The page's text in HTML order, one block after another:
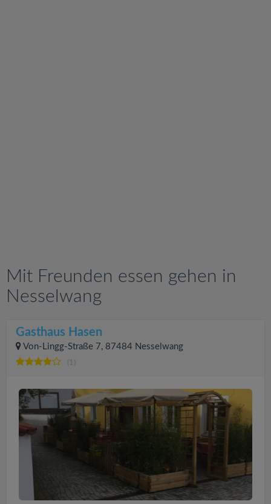
Mit Freunden essen gehen in
Nesselwang
Gasthaus Hasen
Von-Lingg-Straße 7, 87484 Nesselwang
(1)
n